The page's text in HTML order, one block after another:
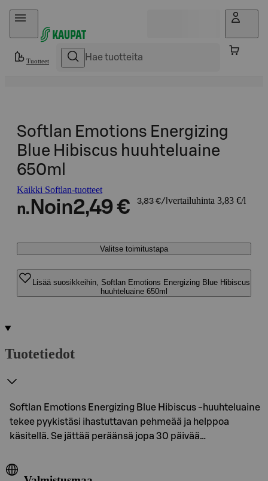
Hyppää sisältöön
Tuotteet
Softlan Emotions Energizing
Blue Hibiscus huuhteluaine
650ml
Kaikki Softlan-tuotteet
n. Noin2,49 € 3,83 €/l vertailuhinta 3,83 €/l
Valitse toimitustapa
Lisää suosikkeihin, Softlan Emotions Energizing Blue Hibiscus
huuhteluaine 650ml
Tuotetiedot
Softlan Emotions Energizing Blue Hibiscus -huuhteluaine
tekee pyykistäsi ihastuttavan pehmeää ja helppoa
käsitellä. Se jättää peräänsä jopa 30 päivää…